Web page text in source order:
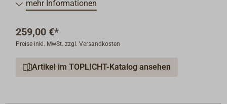
Weiter unten auf dieser Seite finden Sie unter
Montage des Spindelringes beschrieben ist.
mehr Informationen
259,00 €*
Preise inkl. MwSt. zzgl. Versandkosten
Artikel im TOPLICHT-Katalog ansehen